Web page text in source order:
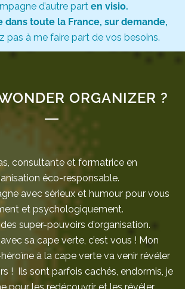
d’autre part en visio.
dans toute la France, sur demande,
pas à me faire part de vos besoins.
ORGANIZER ?
consultante et formatrice en
éco-responsable.
avec sérieux et humour pour vous
et psychologiquement.
super-pouvoirs d’organisation.
sa cape verte, c’est vous ! Mon
à la cape verte va venir révéler
! Ils sont parfois cachés, endormis, je